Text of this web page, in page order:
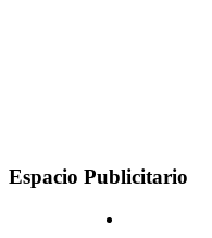
Espacio Publicitario